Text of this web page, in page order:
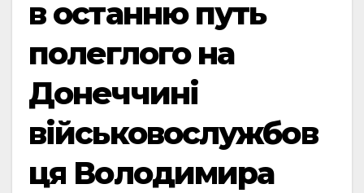
в останню путь
полеглого на
Донеччині
військовослужбов
ця Володимира